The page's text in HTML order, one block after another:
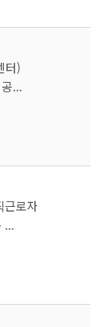
터)
...
근로자
...